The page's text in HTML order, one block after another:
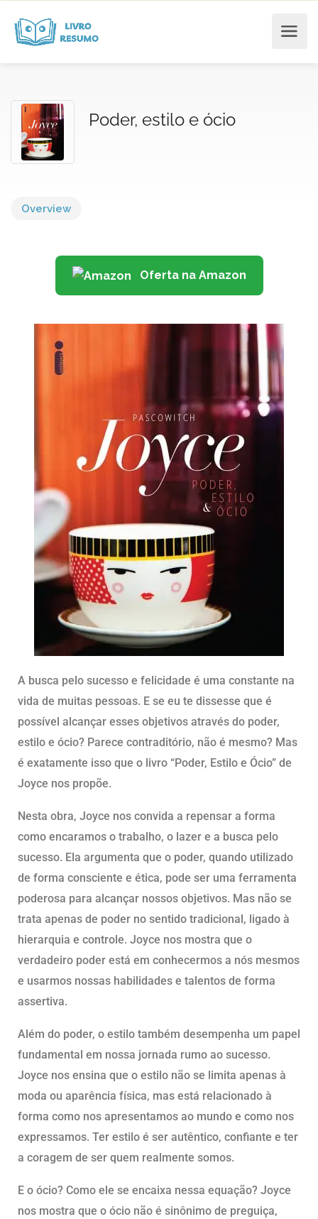
Poder, estilo e ócio
Overview
Oferta na Amazon
A busca pelo sucesso e felicidade é uma constante na
vida de muitas pessoas. E se eu te dissesse que é
possível alcançar esses objetivos através do poder,
estilo e ócio? Parece contraditório, não é mesmo? Mas
é exatamente isso que o livro “Poder, Estilo e Ócio” de
Joyce nos propõe.
Nesta obra, Joyce nos convida a repensar a forma
como encaramos o trabalho, o lazer e a busca pelo
sucesso. Ela argumenta que o poder, quando utilizado
de forma consciente e ética, pode ser uma ferramenta
poderosa para alcançar nossos objetivos. Mas não se
trata apenas de poder no sentido tradicional, ligado à
hierarquia e controle. Joyce nos mostra que o
verdadeiro poder está em conhecermos a nós mesmos
e usarmos nossas habilidades e talentos de forma
assertiva.
Além do poder, o estilo também desempenha um papel
fundamental em nossa jornada rumo ao sucesso.
Joyce nos ensina que o estilo não se limita apenas à
moda ou aparência física, mas está relacionado à
forma como nos apresentamos ao mundo e como nos
expressamos. Ter estilo é ser autêntico, confiante e ter
a coragem de ser quem realmente somos.
E o ócio? Como ele se encaixa nessa equação? Joyce
nos mostra que o ócio não é sinônimo de preguiça,